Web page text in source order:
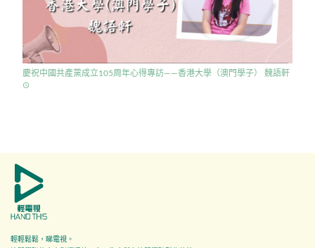
慶祝中國共產黨成立105周年心得專訪——香港大學（澳門學子） 魏語軒
access_time
輕輕鬆鬆，睇電視。